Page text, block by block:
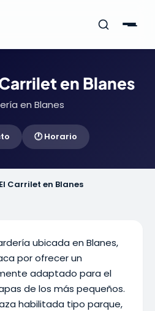
en Blanes
en Blanes
🕐 Horario
Carrilet en Blanes
ubicada en Blanes,
por ofrecer un
adaptado para el
de los más pequeños.
habilitada tipo parque,